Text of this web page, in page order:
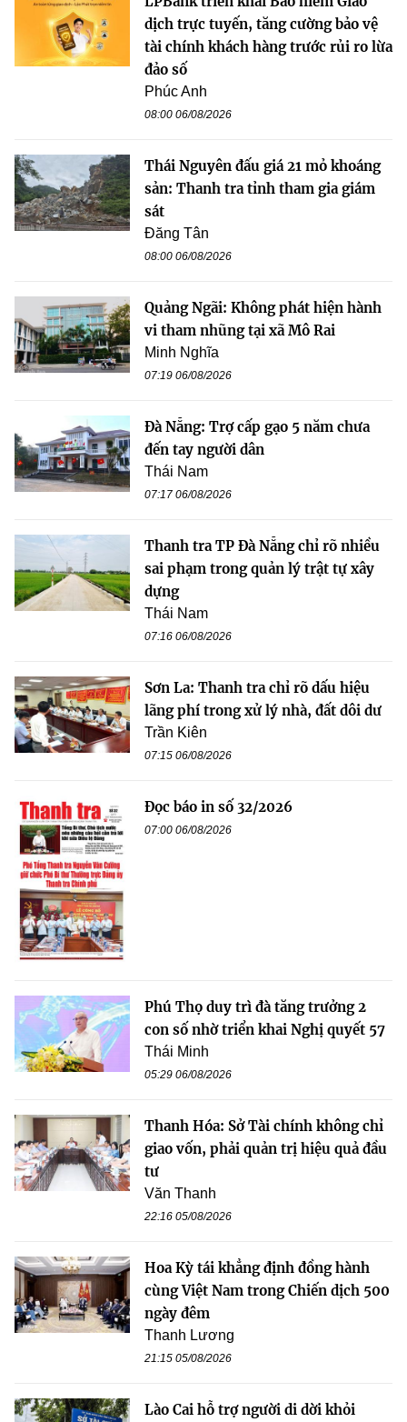
dịch trực tuyến, tăng cường bảo vệ
tài chính khách hàng trước rủi ro lừa
đảo số
Phúc Anh
08:00 06/08/2026
Thái Nguyên đấu giá 21 mỏ khoáng
sản: Thanh tra tỉnh tham gia giám
sát
Đăng Tân
08:00 06/08/2026
Quảng Ngãi: Không phát hiện hành
vi tham nhũng tại xã Mô Rai
Minh Nghĩa
07:19 06/08/2026
Đà Nẵng: Trợ cấp gạo 5 năm chưa
đến tay người dân
Thái Nam
07:17 06/08/2026
Thanh tra TP Đà Nẵng chỉ rõ nhiều
sai phạm trong quản lý trật tự xây
dựng
Thái Nam
07:16 06/08/2026
Sơn La: Thanh tra chỉ rõ dấu hiệu
lãng phí trong xử lý nhà, đất dôi dư
Trần Kiên
07:15 06/08/2026
Đọc báo in số 32/2026
07:00 06/08/2026
Phú Thọ duy trì đà tăng trưởng 2
con số nhờ triển khai Nghị quyết 57
Thái Minh
05:29 06/08/2026
Thanh Hóa: Sở Tài chính không chỉ
giao vốn, phải quản trị hiệu quả đầu
tư
Văn Thanh
22:16 05/08/2026
Hoa Kỳ tái khẳng định đồng hành
cùng Việt Nam trong Chiến dịch 500
ngày đêm
Thanh Lương
21:15 05/08/2026
Lào Cai hỗ trợ người di dời khỏi